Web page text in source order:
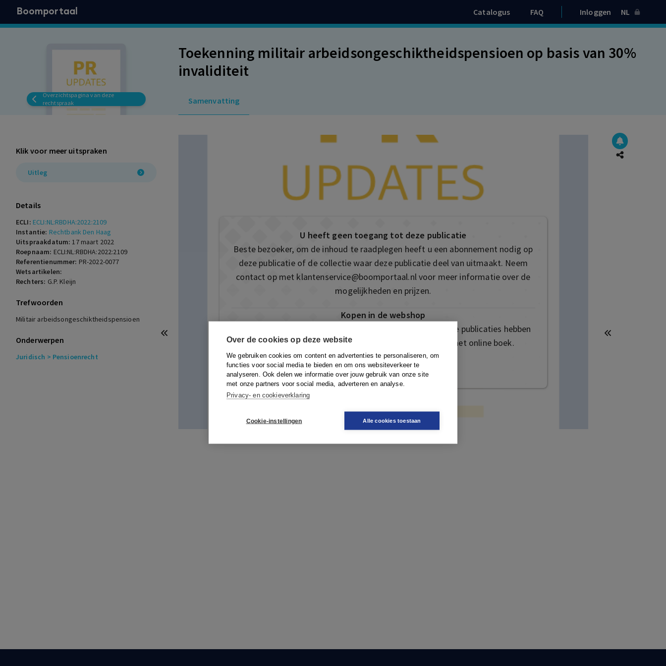
Over de cookies op deze website
We gebruiken cookies om content en advertenties te personaliseren, om
functies voor social media te bieden en om ons websiteverkeer te
analyseren. Ook delen we informatie over jouw gebruik van onze site
met onze partners voor social media, adverteren en analyse.
Privacy- en cookieverklaring
Cookie-instellingen Alle cookies toestaan
Boomportaal Catalogus FAQ Inloggen NL
Overzichtspagina van deze
rechtspraak
Toekenning militair arbeidsongeschiktheidspensioen op basis van 30%
invaliditeit
Samenvatting
Klik voor meer uitspraken
Uitleg
Details
ECLI: ECLI:NL:RBDHA:2022:2109
Instantie: Rechtbank Den Haag
Uitspraakdatum:17 maart 2022
Roepnaam: ECLI:NL:RBDHA:2022:2109
Referentienummer: PR-2022-0077
Wetsartikelen:
Rechters: G.P. Kleijn
Trefwoorden
Militair arbeidsongeschiktheidspensioen
Onderwerpen
Juridisch > Pensioenrecht
U heeft geen toegang tot deze publicatie
Beste bezoeker, om de inhoud te raadplegen heeft u een abonnement nodig op
deze publicatie of de collectie waar deze publicatie deel van uitmaakt. Neem
contact op met klantenservice@boomportaal.nlvoor meer informatie over de
mogelijkheden en prijzen.
Kopen in de webshop
Deze publicatie is ook te vinden in onze webshop. Sommige publicaties hebben
ook de mogelijkheid om direct toegang te kopen tot het online boek.
Naar de webshop